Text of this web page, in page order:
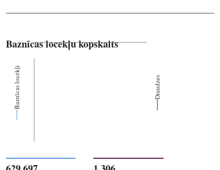
Baznīcas locekļu kopskaits
Baznīcas locekļi Draudzes